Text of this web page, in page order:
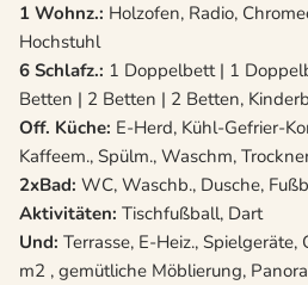
1 Wohnz.: Holzofen, Radio,
Hochstuhl
6 Schlafz.: 1 Doppelbett | 1
Betten | 2 Betten | 2 Betten,
Off. Küche: E-Herd, Kühl-Gefrier-
Kaffeem., Spülm., Waschm,
2xBad: WC, Waschb., Dusche,
Aktivitäten: Tischfußball, Dart
Und: Terrasse, E-Heiz.,
m2 , gemütliche Möblierung,